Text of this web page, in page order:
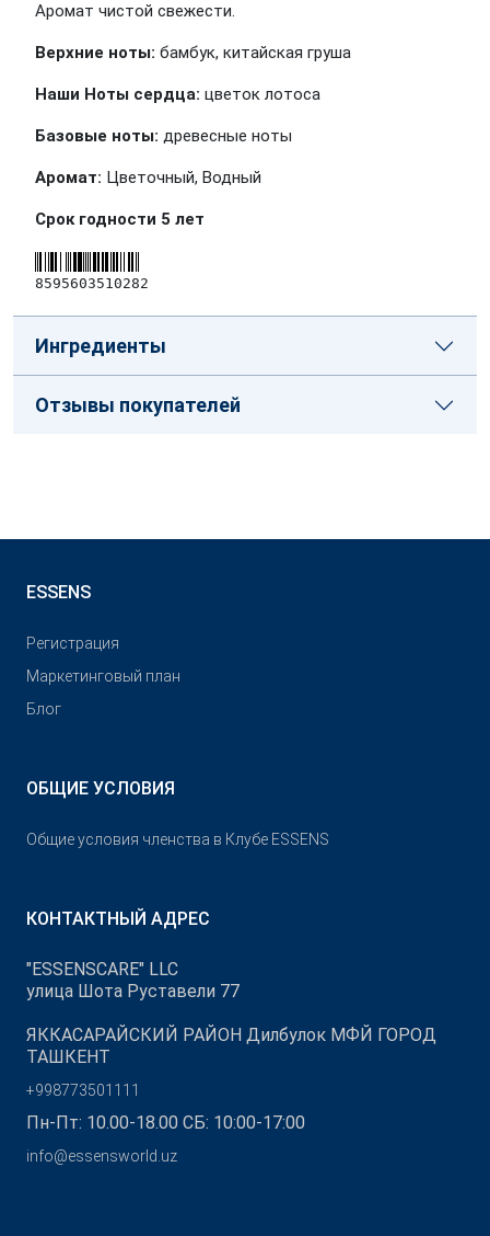
Аромат чистой свежести.
Верхние ноты: бамбук, китайская груша
Наши Ноты сердца: цветок лотоса
Базовые ноты: древесные ноты
Аромат: Цветочный, Водный
Срок годности 5 лет
8595603510282
Ингредиенты
Отзывы покупателей
ESSENS
Pегистрация
Маркетинговый план
Блог
ОБЩИЕ УСЛОВИЯ
Общие условия членства в Клубе ESSENS
КОНТАКТНЫЙ АДРЕС
"ESSENSCARE" LLC
улица Шота Руставели 77
ЯККАСАРАЙСКИЙ РАЙОН Дилбулок МФЙ ГОРОД
ТАШКЕНТ
+998773501111
Пн-Пт: 10.00-18.00 СБ: 10:00-17:00
info@essensworld.uz